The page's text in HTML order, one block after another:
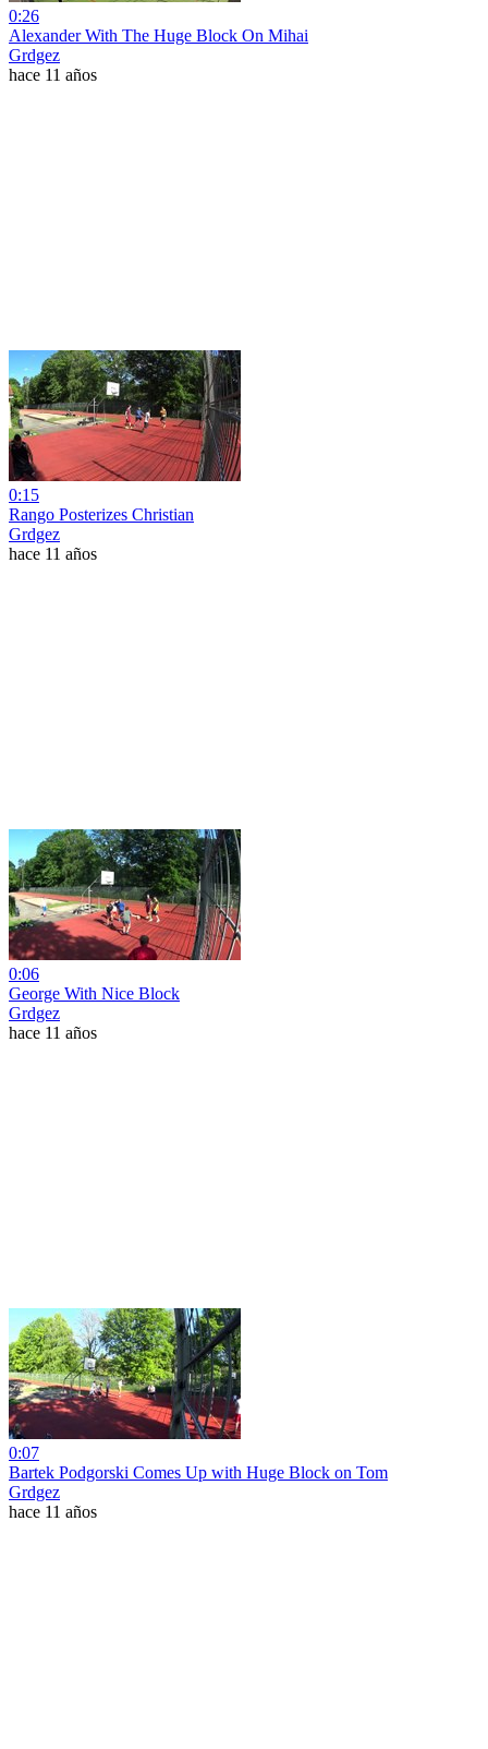
0:26
Alexander With The Huge Block On Mihai
Grdgez
hace 11 años
0:15
Rango Posterizes Christian
Grdgez
hace 11 años
0:06
George With Nice Block
Grdgez
hace 11 años
0:07
Bartek Podgorski Comes Up with Huge Block on Tom
Grdgez
hace 11 años